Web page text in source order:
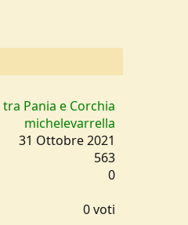
Pania e Corchia
michelevarrella
31 Ottobre 2021
563
0
0 voti